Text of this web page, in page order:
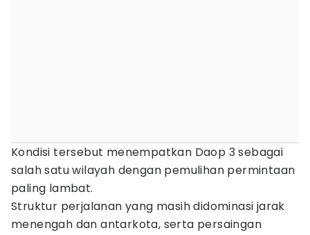
Kondisi tersebut menempatkan Daop 3 sebagai
salah satu wilayah dengan pemulihan permintaan
paling lambat.
Struktur perjalanan yang masih didominasi jarak
menengah dan antarkota, serta persaingan